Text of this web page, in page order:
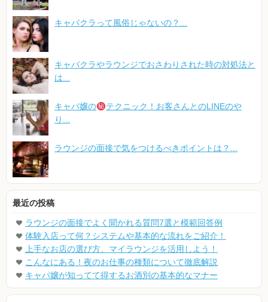
キャバクラって風俗じゃないの？...
キャバクラやラウンジでおさわりされた時の対処法と
は...
キャバ嬢の
テクニック！お客さんとのLINEのや
り...
ラウンジの面接で気をつけるべきポイントは？...
最近の投稿
ラウンジの面接でよく聞かれる質問7選と模範回答例
体験入店って何？システムや基本的な流れをご紹介！
上手なお店の選び方、マイラウンジを活用しよう！
こんなにある！夜のお仕事の種類について徹底解説
キャバ嬢が知ってて得するお酒別の基本的なマナー